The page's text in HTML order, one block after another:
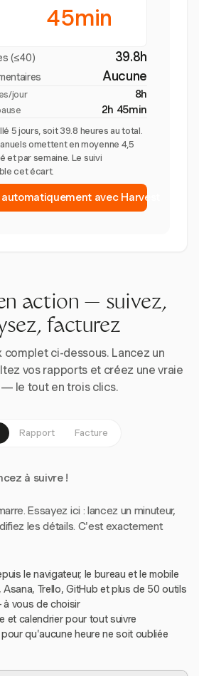
45min
(≤40) 39.8h
Aucune
jour 8h
2h 45min
5 jours, soit 39.8 heures au total.
omettent en moyenne 4,5
et par semaine. Le suivi
cet écart.
automatiquement avec Harvest
action — suivez,
facturez
complet ci-dessous. Lancez un
vos rapports et créez une vraie
le tout en trois clics.
Rapport Facture
à suivre !
Essayez ici : lancez un minuteur,
les détails. C'est exactement
le navigateur, le bureau et le mobile
Asana, Trello, GitHub et plus de 50 outils
vous de choisir
et calendrier pour tout suivre
qu'aucune heure ne soit oubliée